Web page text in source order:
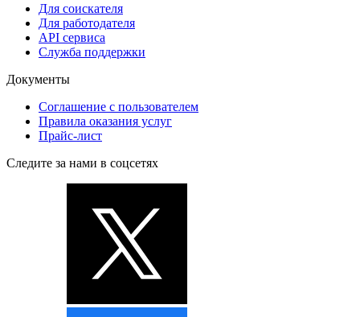
Для соискателя
Для работодателя
API сервиса
Служба поддержки
Документы
Соглашение с пользователем
Правила оказания услуг
Прайс-лист
Следите за нами в соцсетях